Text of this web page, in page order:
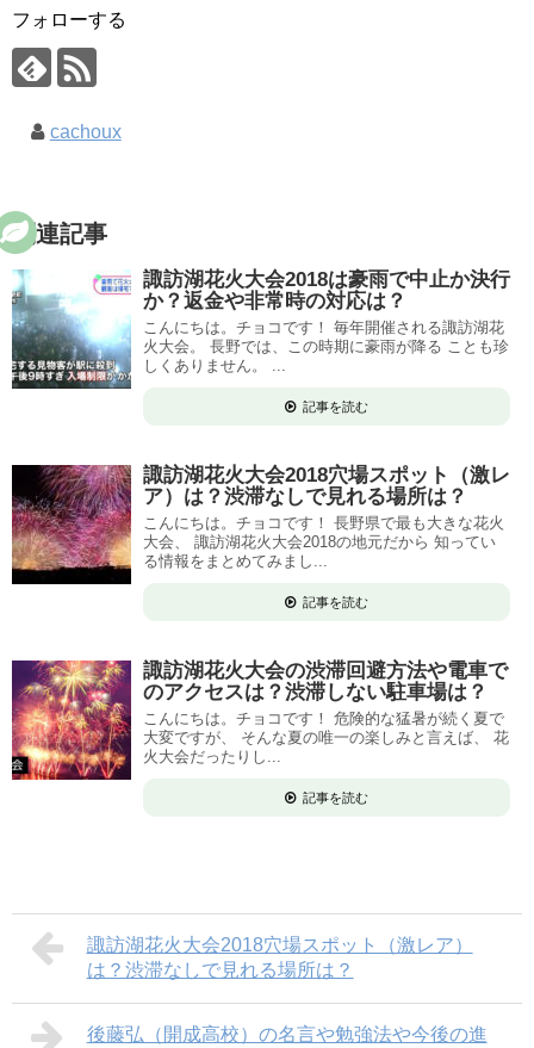
フォローする
cachoux
関連記事
諏訪湖花火大会2018は豪雨で中止か決行
か？返金や非常時の対応は？
こんにちは。チョコです！ 毎年開催される諏訪湖花
火大会。 長野では、この時期に豪雨が降る ことも珍
しくありません。 ...
記事を読む
諏訪湖花火大会2018穴場スポット（激レ
ア）は？渋滞なしで見れる場所は？
こんにちは。チョコです！ 長野県で最も大きな花火
大会、 諏訪湖花火大会2018の地元だから 知ってい
る情報をまとめてみまし...
記事を読む
諏訪湖花火大会の渋滞回避方法や電車で
のアクセスは？渋滞しない駐車場は？
こんにちは。チョコです！ 危険的な猛暑が続く夏で
大変ですが、 そんな夏の唯一の楽しみと言えば、 花
火大会だったりし...
記事を読む
諏訪湖花火大会2018穴場スポット（激レア）
は？渋滞なしで見れる場所は？
後藤弘（開成高校）の名言や勉強法や今後の進